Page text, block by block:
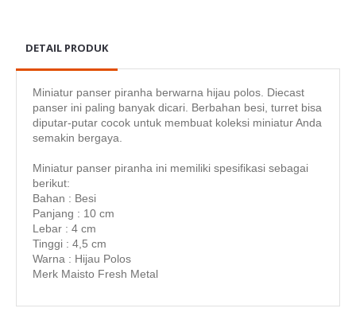
DETAIL PRODUK
Miniatur panser piranha berwarna hijau polos. Diecast
panser ini paling banyak dicari. Berbahan besi, turret bisa
diputar-putar cocok untuk membuat koleksi miniatur Anda
semakin bergaya.
Miniatur panser piranha ini memiliki spesifikasi sebagai
berikut:
Bahan : Besi
Panjang : 10 cm
Lebar : 4 cm
Tinggi : 4,5 cm
Warna : Hijau Polos
Merk Maisto Fresh Metal